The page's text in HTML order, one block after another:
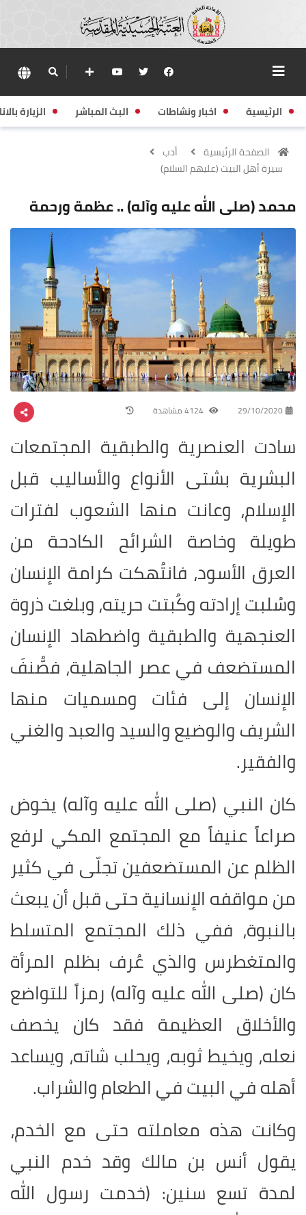
الرئيسية اخبار ونشاطات البث المباشر الزيارة
الصفحة الرئيسية
أدب
سيرة أهل البيت (عليهم السلام)
محمد (صلى الله عليه وآله) .. عظمة ورحمة
29/10/2020
سادت العنصرية والطبقية المجتمعات
البشرية بشتى الأنواع والأساليب قبل
الإسلام، وعانت منها الشعوب لفترات
طويلة وخاصة الشرائح الكادحة من
العرق الأسود، فانتُهكت كرامة الإنسان
وسُلبت إرادته وكُبتت حريته، وبلغت ذروة
العنجهية والطبقية واضطهاد الإنسان
المستضعف في عصر الجاهلية، فصُّنفَ
الإنسان إلى فئات ومسميات منها
الشريف والوضيع والسيد والعبد والغني
والفقير.
كان النبي (صلى الله عليه وآله) يخوض
صراعاً عنيفاً مع المجتمع المكي لرفع
الظلم عن المستضعفين تجلّى في كثير
من مواقفه الإنسانية حتى قبل أن يبعث
بالنبوة، ففي ذلك المجتمع المتسلط
والمتغطرس والذي عُرف بظلم المرأة
كان (صلى الله عليه وآله) رمزاً للتواضع
والأخلاق العظيمة فقد كان يخصف
نعله، ويخيط ثوبه، ويحلب شاته، ويساعد
أهله في البيت في الطعام والشراب.
وكانت هذه معاملته حتى مع الخدم،
يقول أنس بن مالك وقد خدم النبي
لمدة تسع سنين: (خدمت رسول الله